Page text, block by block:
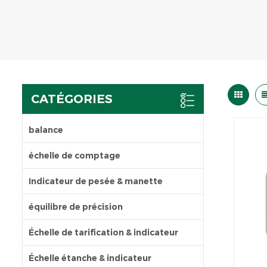
CATÉGORIES
balance
échelle de comptage
Indicateur de pesée & manette
équilibre de précision
Échelle de tarification & indicateur
Échelle étanche & indicateur